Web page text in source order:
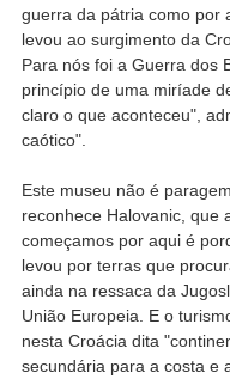
guerra da pátria como por
levou ao surgimento da
Para nós foi a Guerra dos
princípio de uma miríade
claro o que aconteceu",
caótico".
Este museu não é
reconhece Halovanic, que
começamos por aqui é
levou por terras que
ainda na ressaca da
União Europeia. E o
nesta Croácia dita
secundária para a costa e